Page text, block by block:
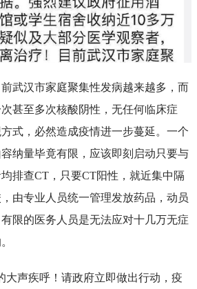
武汉市家庭聚集性发病越来越多，而
甚至多次核酸阴性，无任何临床症
式，必然造成疫情进一步蔓延。一个
纳量毕竟有限，应该即刻启动只要与
排查CT，只要CT阳性，就近集中隔
由专业人员统一管理发放药品，动员
限的医务人员是无法应对十几万无症
大声疾呼！请政府立即做出行动，疫